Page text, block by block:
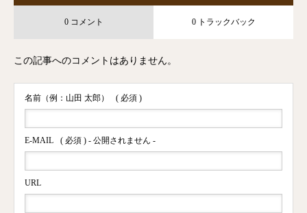
0 コメント 0 トラックバック
この記事へのコメントはありません。
名前（例：山田 太郎） ( 必須 )
E-MAIL ( 必須 ) - 公開されません -
URL